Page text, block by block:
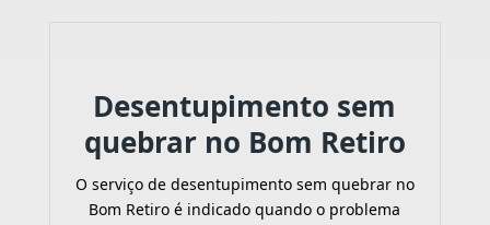
Desentupimento sem
quebrar no Bom Retiro
O serviço de desentupimento sem quebrar no
Bom Retiro é indicado quando o problema